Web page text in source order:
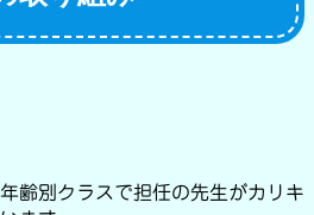
齢別クラスで担任の先生がカリキ